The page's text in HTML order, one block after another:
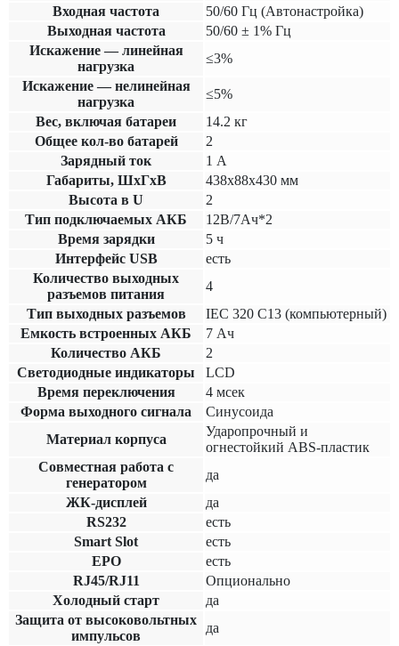
Входная частота
50/60 Гц (Автонастройка)
Выходная частота
50/60 ± 1% Гц
Искажение — линейная
нагрузка
≤3%
Искажение — нелинейная
нагрузка
≤5%
Вес, включая батареи
14.2 кг
Общее кол-во батарей
2
Зарядный ток
1 А
Габариты, ШхГхВ
438x88x430 мм
Высота в U
2
Тип подключаемых АКБ
12В/7Ач*2
Время зарядки
5 ч
Интерфейс USB
есть
Количество выходных
разъемов питания
4
Тип выходных разъемов
IEC 320 C13 (компьютерный)
Емкость встроенных АКБ
7 Ач
Количество АКБ
2
Светодиодные индикаторы
LCD
Время переключения
4 мсек
Форма выходного сигнала
Синусоида
Материал корпуса
Ударопрочный и
огнестойкий ABS-пластик
Совместная работа с
генератором
да
ЖК-дисплей
да
RS232
есть
Smart Slot
есть
EPO
есть
RJ45/RJ11
Опционально
Холодный старт
да
Защита от высоковольтных
импульсов
да